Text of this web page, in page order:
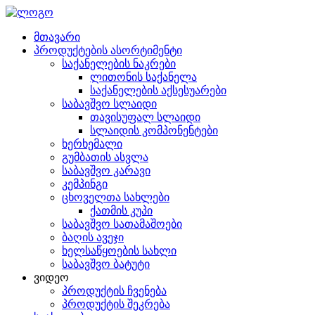
მთავარი
პროდუქტების ასორტიმენტი
საქანელების ნაკრები
ლითონის საქანელა
საქანელების აქსესუარები
საბავშვო სლაიდი
თავისუფალ სლაიდი
სლაიდის კომპონენტები
ხერხემალი
გუმბათის ასვლა
საბავშვო კარავი
კემპინგი
ცხოველთა სახლები
ქათმის კუპი
საბავშვო სათამაშოები
ბაღის ავეჯი
ხელსაწყოების სახლი
საბავშვო ბატუტი
ვიდეო
პროდუქტის ჩვენება
პროდუქტის შეკრება